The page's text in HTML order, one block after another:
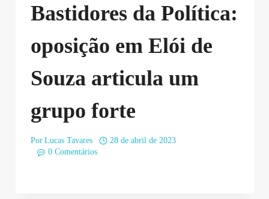
Bastidores da Política:
oposição em Elói de
Souza articula um
grupo forte
Por Lucas Tavares
28 de abril de 2023
0 Comentários